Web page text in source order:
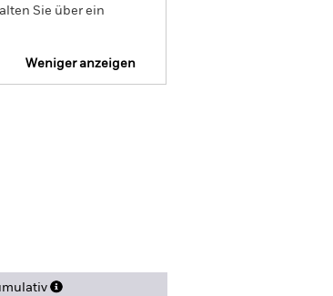
Sie über ein
Weniger anzeigen